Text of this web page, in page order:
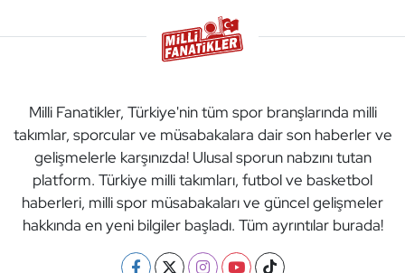
Milli Fanatikler, Türkiye'nin tüm spor branşlarında milli
takımlar, sporcular ve müsabakalara dair son haberler ve
gelişmelerle karşınızda! Ulusal sporun nabzını tutan
platform. Türkiye milli takımları, futbol ve basketbol
haberleri, milli spor müsabakaları ve güncel gelişmeler
hakkında en yeni bilgiler başladı. Tüm ayrıntılar burada!